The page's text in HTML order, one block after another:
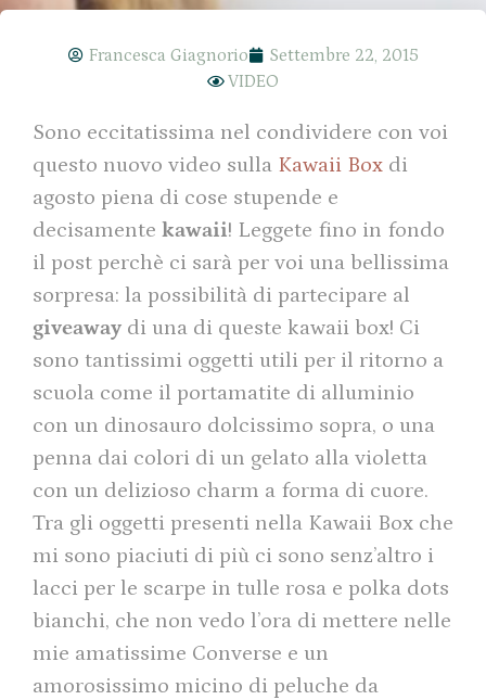
Francesca Giagnorio
Settembre 22, 2015
VIDEO
Sono eccitatissima nel condividere con voi
questo nuovo video sulla Kawaii Box di
agosto piena di cose stupende e
decisamente kawaii! Leggete fino in fondo
il post perchè ci sarà per voi una bellissima
sorpresa: la possibilità di partecipare al
giveaway di una di queste kawaii box! Ci
sono tantissimi oggetti utili per il ritorno a
scuola come il portamatite di alluminio
con un dinosauro dolcissimo sopra, o una
penna dai colori di un gelato alla violetta
con un delizioso charm a forma di cuore.
Tra gli oggetti presenti nella Kawaii Box che
mi sono piaciuti di più ci sono senz’altro i
lacci per le scarpe in tulle rosa e polka dots
bianchi, che non vedo l’ora di mettere nelle
mie amatissime Converse e un
amorosissimo micino di peluche da